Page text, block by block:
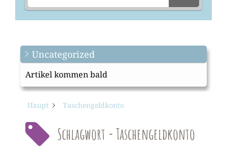
Uncategorized
Artikel kommen bald
Haupt Taschengeldkonto
Schlagwort - Taschengeldkonto